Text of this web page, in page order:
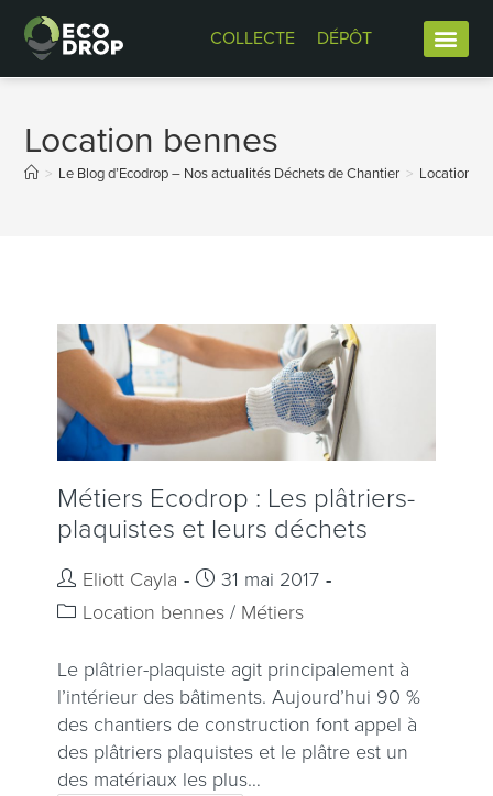
COLLECTE DÉPÔT
Location bennes
> Le Blog d’Ecodrop – Nos actualités Déchets de Chantier > Location
Métiers Ecodrop : Les plâtriers-
plaquistes et leurs déchets
Eliott Cayla
31 mai 2017
Location bennes / Métiers
Le plâtrier-plaquiste agit principalement à
l’intérieur des bâtiments. Aujourd’hui 90 %
des chantiers de construction font appel à
des plâtriers plaquistes et le plâtre est un
des matériaux les plus…